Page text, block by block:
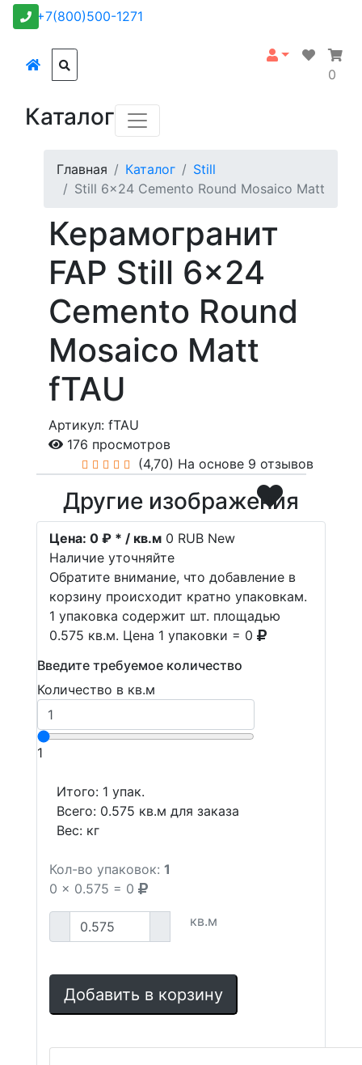
+7(800)500-1271
0
Каталог
Главная Каталог
Still
Still 6x24 Cemento Round Mosaico Matt
Керамогранит
FAP Still 6x24
Cemento Round
Mosaico Matt
fTAU
Артикул: fTAU
176 просмотров
(4,70) На основе 9 отзывов
Другие изображения
Цена: 0 ₽ * / кв.м 0 RUB New
Наличие уточняйте
Обратите внимание, что добавление в
корзину происходит кратно упаковкам.
1 упаковка содержит шт. площадью
0.575 кв.м. Цена 1 упаковки = 0
Введите требуемое количество
Количество в кв.м
1
Итого: 1 упак.
Всего: 0.575 кв.м для заказа
Вес: кг
Кол-во упаковок: 1
0 x 0.575 = 0
кв.м
Добавить в корзину